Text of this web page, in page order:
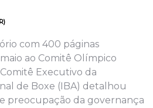
com 400 páginas
ao Comitê Olímpico
Executivo da
de Boxe (IBA) detalhou
preocupação da governança